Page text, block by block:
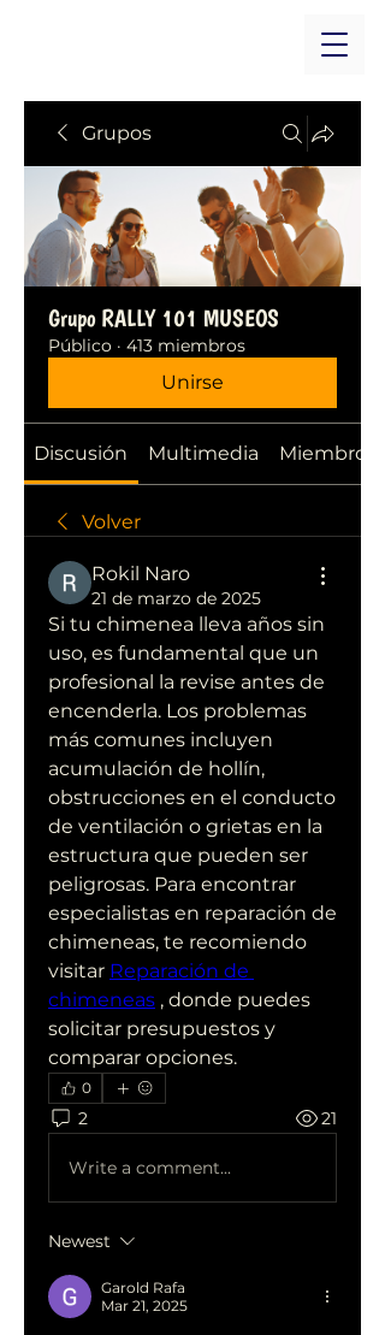
Grupos
Grupo RALLY 101 MUSEOS
Público · 413 miembros
Unirse
Discusión Multimedia Miembros
Volver
Rokil Naro
21 de marzo de 2025
Si tu chimenea lleva años sin
uso, es fundamental que un
profesional la revise antes de
encenderla. Los problemas
más comunes incluyen
acumulación de hollín,
obstrucciones en el conducto
de ventilación o grietas en la
estructura que pueden ser
peligrosas. Para encontrar
especialistas en reparación de
chimeneas, te recomiendo
visitar Reparación de
chimeneas , donde puedes
solicitar presupuestos y
comparar opciones.
0
2 21
Write a comment...
Newest
Garold Rafa
Mar 21, 2025